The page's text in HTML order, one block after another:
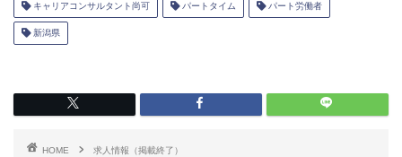
キャリアコンサルタント尚可 パートタイム パート労働者
新潟県
HOME
求人情報（掲載終了）